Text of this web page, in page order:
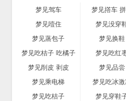
梦见驾车
梦见撘车
梦见噎住
梦见没穿
梦见蒸包子
梦见换鞋
梦见吃桔子 吃橘子
梦见吃红
梦见削皮 剥皮
梦见品尝
梦见乘电梯
梦见吃冰激
梦见吃桔子
梦见穿鞋